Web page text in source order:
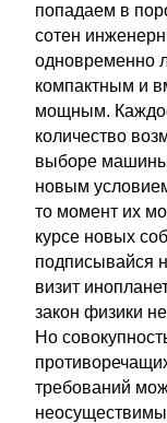
попадаем в
сотен
одновременно
компактным и
мощным.
количество
выборе
новым
то момент их
курсе новых
подписывайся
визит
закон физики
Но
требований